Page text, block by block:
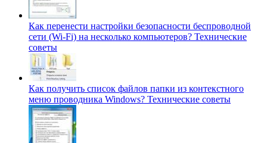
Как перенести настройки безопасности беспроводной
сети (Wi-Fi) на несколько компьютеров? Технические
советы
Как получить список файлов папки из контекстного
меню проводника Windows? Технические советы